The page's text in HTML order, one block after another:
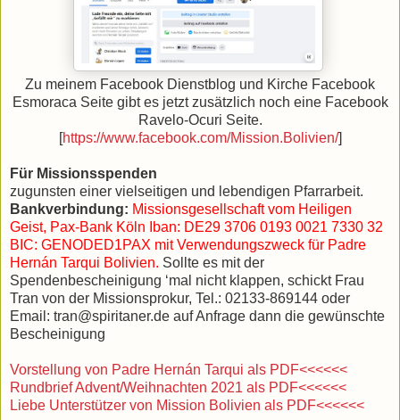
Zu meinem Facebook Dienstblog und Kirche Facebook
Esmoraca Seite gibt es jetzt zusätzlich noch eine Facebook
Ravelo-Ocuri Seite.
https://www.facebook.com/Mission.Bolivien/]
Für Missionsspenden
zugunsten einer vielseitigen und lebendigen Pfarrarbeit.
Bankverbindung: Missionsgesellschaft vom Heiligen
Geist, Pax-Bank Köln Iban: DE29 3706 0193 0021 7330 32
BIC: GENODED1PAX mit Verwendungszweck für Padre
Hernán Tarqui Bolivien. Sollte es mit der
Spendenbescheinigung ‘mal nicht klappen, schickt Frau
Tran von der Missionsprokur, Tel.: 02133-869144 oder
Email: tran@spiritaner.de auf Anfrage dann die gewünschte
Bescheinigung
Vorstellung von Padre Hernán Tarqui als PDF<<<<<<
Rundbrief Advent/Weihnachten 2021 als PDF<<<<<<
Liebe Unterstützer von Mission Bolivien als PDF<<<<<<